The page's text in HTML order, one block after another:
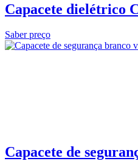
Capacete dielétrico
Saber preço
Capacete de